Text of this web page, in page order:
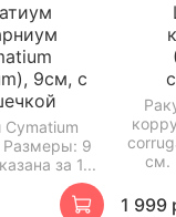
9см, с
Размеры: 9
за 1...
см.
1 999